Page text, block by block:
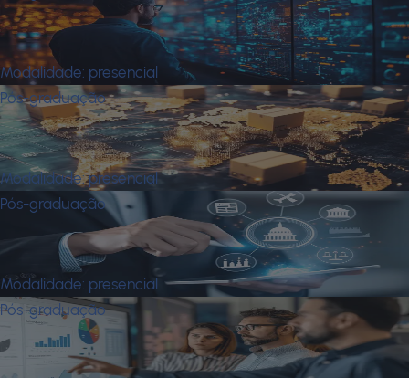
Mba em Business Analytics e Ciência
de Dados
Modalidade: presencial
Pós-graduação
Mba em Comércio Exterior e Logística
Internacional
Modalidade: presencial
Pós-graduação
Mba em Comunicação Para O Setor
Público
Modalidade: presencial
Pós-graduação
Mba em Controladoria e
Contabilidade Estratégica